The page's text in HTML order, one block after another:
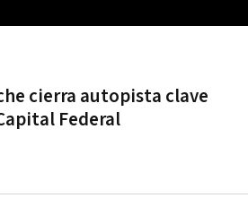
cierra autopista clave
Federal